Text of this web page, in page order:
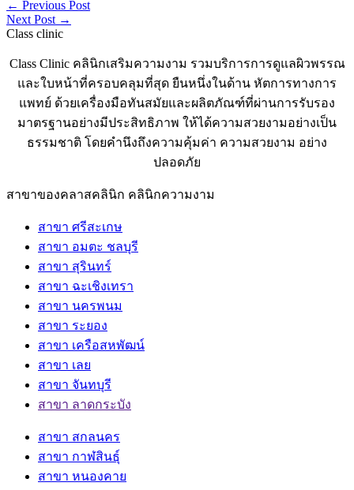
← Previous Post
Next Post →
Class clinic
Class Clinic คลินิกเสริมความงาม รวมบริการการดูแลผิวพรรณ
และใบหน้าที่ครอบคลุมที่สุด ยืนหนึ่งในด้าน หัตการทางการ
แพทย์ ด้วยเครื่องมือทันสมัยและผลิตภัณฑ์ที่ผ่านการรับรอง
มาตรฐานอย่างมีประสิทธิภาพ ให้ได้ความสวยงามอย่างเป็น
ธรรมชาติ โดยคำนึงถึงความคุ้มค่า ความสวยงาม อย่าง
ปลอดภัย
สาขาของคลาสคลินิก คลินิกความงาม
สาขา ศรีสะเกษ
สาขา อมตะ ชลบุรี
สาขา สุรินทร์
สาขา ฉะเชิงเทรา
สาขา นครพนม
สาขา ระยอง
สาขา เครือสหพัฒน์
สาขา เลย
สาขา จันทบุรี
สาขา ลาดกระบัง
สาขา สกลนคร
สาขา กาฬสินธุ์
สาขา หนองคาย